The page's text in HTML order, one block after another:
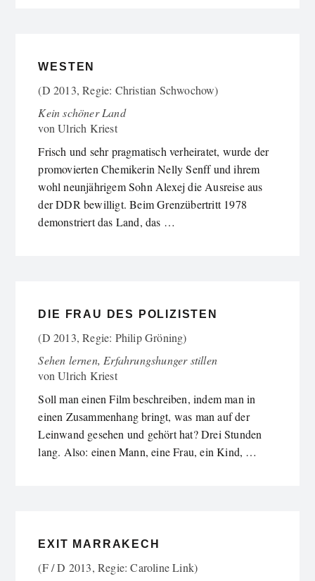
WESTEN
(D 2013, Regie: Christian Schwochow)
Kein schöner Land
vonUlrich Kriest
Frisch und sehr pragmatisch verheiratet, wurde der
promovierten Chemikerin Nelly Senff und ihrem
wohl neunjährigem Sohn Alexej die Ausreise aus
der DDR bewilligt. Beim Grenzübertritt 1978
demonstriert das Land, das …
DIE FRAU DES POLIZISTEN
(D 2013, Regie: Philip Gröning)
Sehen lernen, Erfahrungshunger stillen
vonUlrich Kriest
Soll man einen Film beschreiben, indem man in
einen Zusammenhang bringt, was man auf der
Leinwand gesehen und gehört hat? Drei Stunden
lang. Also: einen Mann, eine Frau, ein Kind, …
EXIT MARRAKECH
(F / D 2013, Regie: Caroline Link)